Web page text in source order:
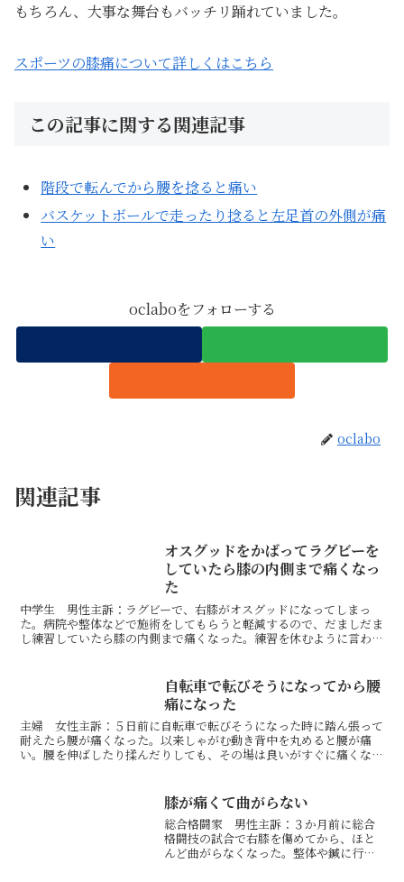
もちろん、大事な舞台もバッチリ踊れていました。
スポーツの膝痛について詳しくはこちら
この記事に関する関連記事
階段で転んでから腰を捻ると痛い
バスケットボールで走ったり捻ると左足首の外側が痛
い
oclaboをフォローする
oclabo
関連記事
オスグッドをかばってラグビーを
していたら膝の内側まで痛くなっ
た
中学生 男性主訴：ラグビーで、右膝がオスグッドになってしまっ
た。病院や整体などで施術をしてもらうと軽減するので、だましだま
し練習していたら膝の内側まで痛くなった。練習を休むように言われ
自転車で転びそうになってから腰
痛になった
主婦 女性主訴：５日前に自転車で転びそうになった時に踏ん張って
耐えたら腰が痛くなった。以来しゃがむ動き背中を丸めると腰が痛
い。腰を伸ばしたり揉んだりしても、その場は良いがすぐに痛くな
膝が痛くて曲がらない
総合格闘家 男性主訴：３か月前に総合
格闘技の試合で右膝を傷めてから、ほと
んど曲がらなくなった。整体や鍼に行っ